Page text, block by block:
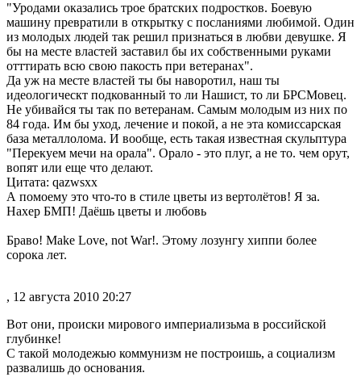
"Уродами оказались трое братских подростков. Боевую
машину превратили в открытку с посланиями любимой. Один
из молодых людей так решил признаться в любви девушке. Я
бы на месте властей заставил бы их собственными руками
отттирать всю свою пакость при ветеранах".
Да уж на месте властей ты бы наворотил, наш ты
идеологическт подкованный то ли Нашист, то ли БРСМовец.
Не убивайся ты так по ветеранам. Самым молодым из них по
84 года. Им бы уход, лечение и покой, а не эта комиссарская
база металлолома. И вообще, есть такая известная скульптура
"Перекуем мечи на орала". Орало - это плуг, а не то. чем орут,
вопят или еще что делают.
Цитата: qazwsxx
А помоему это что-то в стиле цветы из вертолётов! Я за.
Нахер БМП! Даёшь цветы и любовь
Браво! Make Love, not War!. Этому лозунгу хиппи более
сорока лет.
, 12 августа 2010 20:27
Вот они, происки мирового империализьма в российской
глубинке!
С такой молодежью коммунизм не построишь, а социализм
развалишь до основания.